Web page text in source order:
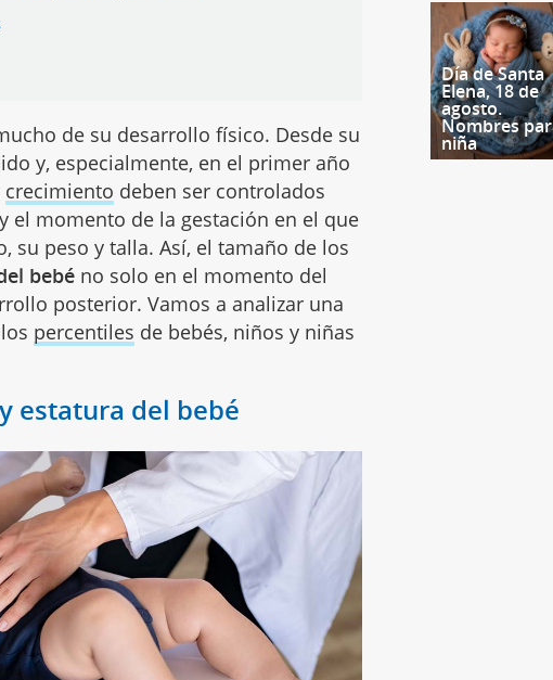
de su desarrollo físico. Desde su
y, especialmente, en el primer año
crecimiento deben ser controlados
el momento de la gestación en el que
su peso y talla. Así, el tamaño de los
bebé no solo en el momento del
posterior. Vamos a analizar una
percentiles de bebés, niños y niñas
estatura del bebé
Día de Santa
Elena, 18 de
agosto.
Nombres
niña